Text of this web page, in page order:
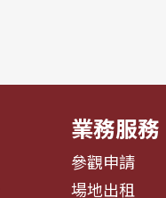
業務服務
參觀申請
場地出租